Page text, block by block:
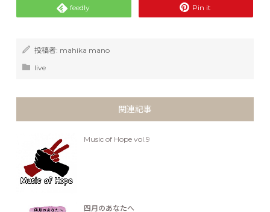
feedly Pin it
投稿者: mahika mano
live
関連記事
Music of Hope vol.9
四月のあなたへ